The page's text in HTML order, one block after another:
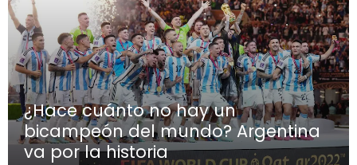
¿Hace cuánto no hay un
bicampeón del mundo? Argentina
va por la historia